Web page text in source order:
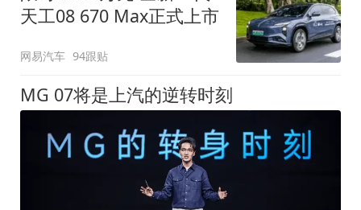
天工08 670 Max正式上市
网易汽车 94跟贴
MG 07将是上汽的逆转时刻